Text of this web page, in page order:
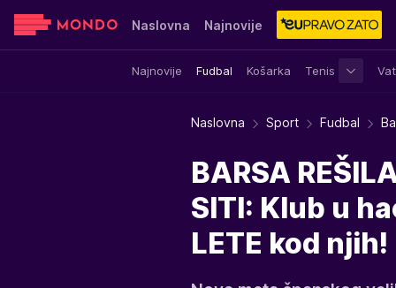
Naslovna Najnovije
Najnovije Fudbal Košarka Tenis
Sensa Stvar ukusa Yumama
Naslovna Sport Fudbal
BARSA
SITI: Klub u
LETE kod njih!